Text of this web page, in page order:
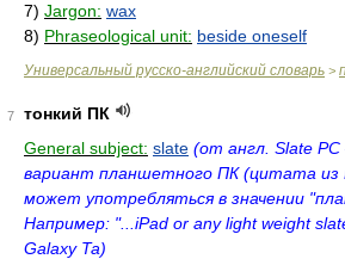
7) Jargon: wax
8) Phraseological unit: beside oneself
Универсальный русско-английский словарь >
7
тонкий ПК
General subject: slate (от англ. Slate
вариант планшетного ПК (цитата из
может употребляться в значении
Например: "...iPad or any light weight
Galaxy Ta)